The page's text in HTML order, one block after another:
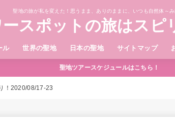
聖地の旅が私を変えた！思うまま、ありのままに、いつも自然体～み
スポットの旅はスピ
ル 世界の聖地 日本の聖地 サイトマップ
聖地ツアースケジュールはこちら！
！2020/08/17-23